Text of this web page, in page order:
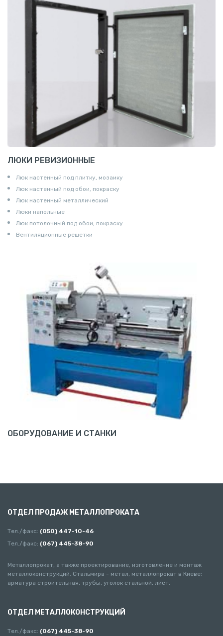
ЛЮКИ РЕВИЗИОННЫЕ
Люк настенный под плитку, мозаику
Люк настенный под обои, покраску
Люк настенный металлический
Люки напольные
Люк потолочный под обои, покраску
Вентиляционные решетки
ОБОРУДОВАНИЕ И СТАНКИ
ОТДЕЛ ПРОДАЖ МЕТАЛЛОПРОКАТА
Тел./факс: (050) 447-10-46
Тел./факс: (067) 445-38-90
Металлопрокат, а также проектирование, изготовление и монтаж
металлоконструкций. Стальмира - метал, металлопрокат в Киеве:
арматура строительная, трубы, уголок стальной, лист.
ОТДЕЛ МЕТАЛЛОКОНСТРУКЦИЙ
Тел./факс: (067) 445-38-90